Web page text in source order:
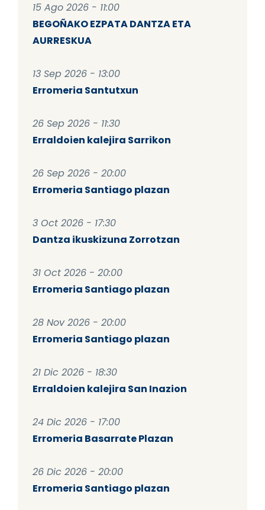
15 Ago 2026 - 11:00
BEGOÑAKO EZPATA DANTZA ETA
AURRESKUA
13 Sep 2026 - 13:00
Erromeria Santutxun
26 Sep 2026 - 11:30
Erraldoien kalejira Sarrikon
26 Sep 2026 - 20:00
Erromeria Santiago plazan
3 Oct 2026 - 17:30
Dantza ikuskizuna Zorrotzan
31 Oct 2026 - 20:00
Erromeria Santiago plazan
28 Nov 2026 - 20:00
Erromeria Santiago plazan
21 Dic 2026 - 18:30
Erraldoien kalejira San Inazion
24 Dic 2026 - 17:00
Erromeria Basarrate Plazan
26 Dic 2026 - 20:00
Erromeria Santiago plazan